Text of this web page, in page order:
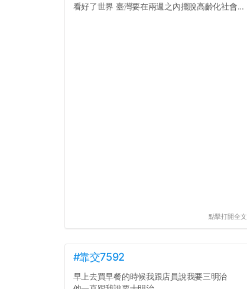
看好了世界 臺灣要在兩週之內擺脫高齡化社會...
點擊打開全文
#靠交7592
早上去買早餐的時候我跟店員說我要三明治